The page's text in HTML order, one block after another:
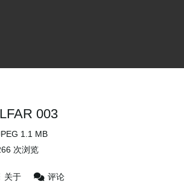
003
1.1 MB
次浏览
关于 评论